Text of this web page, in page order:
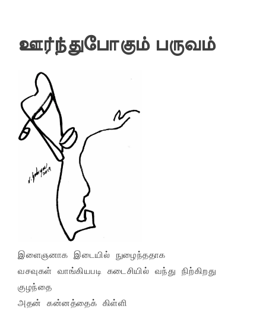
ஊர்ந்துபோகும் பருவம்
இளைஞனாக இடையில் நுழைந்ததாக
வசவுகள் வாங்கியபடி கடைசியில் வந்து நிற்கிறது
குழந்தை
அதன் கன்னத்தைக் கிள்ளி